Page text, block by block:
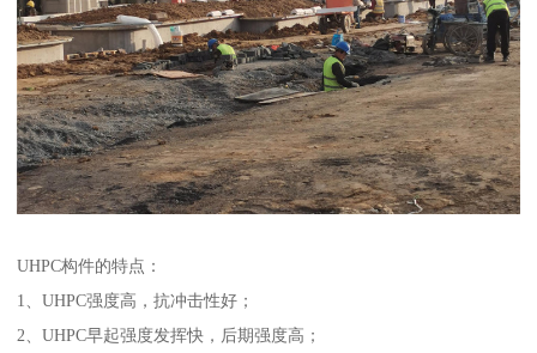
UHPC构件的特点：
1、UHPC强度高，抗冲击性好；
2、UHPC早起强度发挥快，后期强度高；